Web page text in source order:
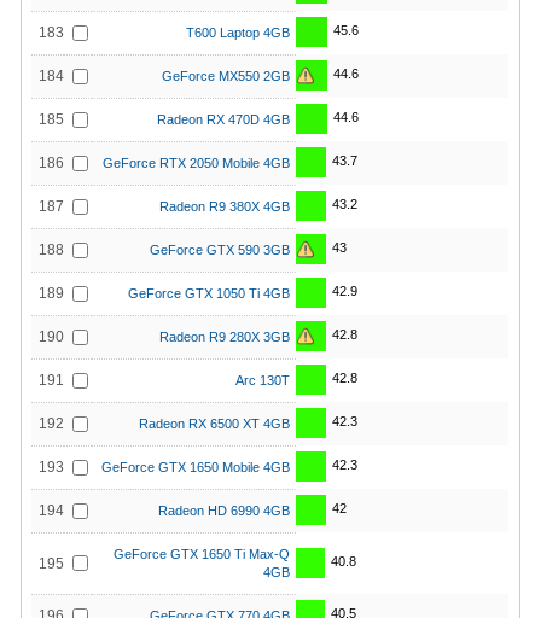
183 T600 Laptop 4GB 45.6
184 GeForce MX550 2GB 44.6
185 Radeon RX 470D 4GB 44.6
186 GeForce RTX 2050 Mobile 4GB 43.7
187 Radeon R9 380X 4GB 43.2
188 GeForce GTX 590 3GB 43
189 GeForce GTX 1050 Ti 4GB 42.9
190 Radeon R9 280X 3GB 42.8
191 Arc 130T 42.8
192 Radeon RX 6500 XT 4GB 42.3
193 GeForce GTX 1650 Mobile 4GB 42.3
194 Radeon HD 6990 4GB 42
195
GeForce GTX 1650 Ti Max-Q
4GB
40.8
40.5